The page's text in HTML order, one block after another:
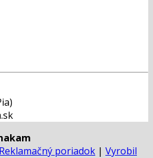
Reklamačný poriadok | Vyrobil